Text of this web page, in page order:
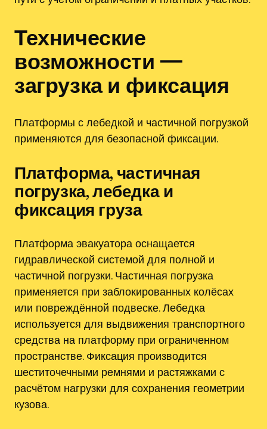
Технические
возможности —
загрузка и фиксация
Платформы с лебедкой и частичной погрузкой
применяются для безопасной фиксации.
Платформа‚ частичная
погрузка‚ лебедка и
фиксация груза
Платформа эвакуатора оснащается
гидравлической системой для полной и
частичной погрузки. Частичная погрузка
применяется при заблокированных колёсах
или повреждённой подвеске. Лебедка
используется для выдвижения транспортного
средства на платформу при ограниченном
пространстве. Фиксация производится
шеститочечными ремнями и растяжками с
расчётом нагрузки для сохранения геометрии
кузова.